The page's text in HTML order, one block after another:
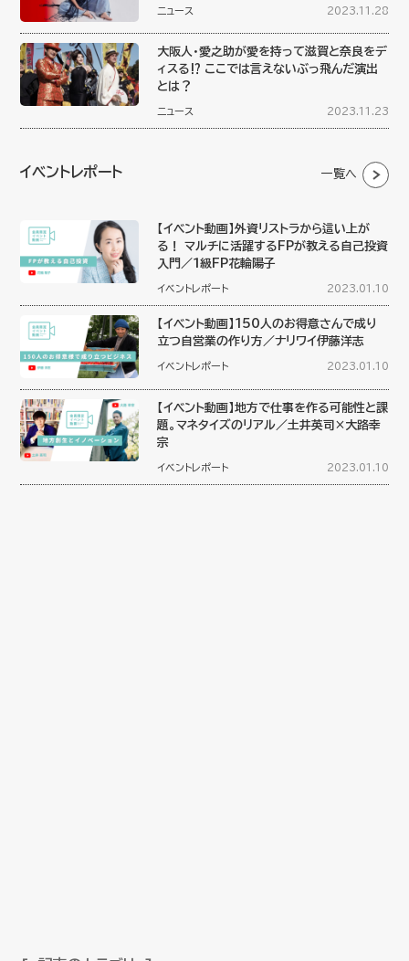
ニュース 2023.11.28
大阪人・愛之助が愛を持って滋賀と奈良をデ
ィスる⁉︎ ここでは言えないぶっ飛んだ演出
とは？
ニュース 2023.11.23
イベントレポート 一覧へ
【イベント動画】外資リストラから這い上が
る！ マルチに活躍するFPが教える自己投資
入門／１級FP花輪陽子
イベントレポート 2023.01.10
【イベント動画】150人のお得意さんで成り
立つ自営業の作り方／ナリワイ伊藤洋志
イベントレポート 2023.01.10
【イベント動画】地方で仕事を作る可能性と課
題。マネタイズのリアル／土井英司×大路幸
宗
イベントレポート 2023.01.10